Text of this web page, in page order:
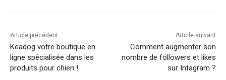
Article précédent
Keadog votre boutique en
ligne spécialisée dans les
produits pour chien !
Article suivant
Comment augmenter son
nombre de followers et likes
sur Intagram ?